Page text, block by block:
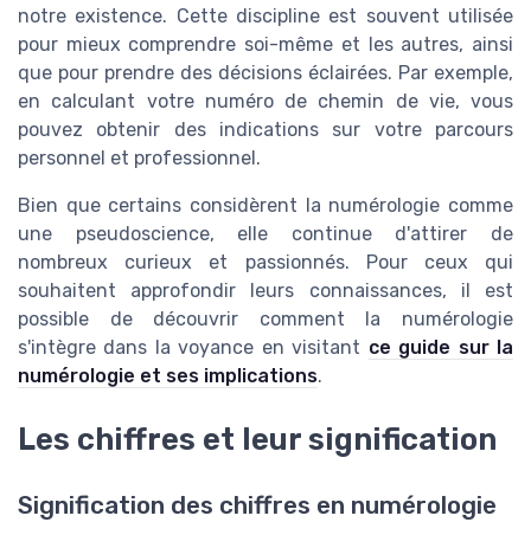
notre existence. Cette discipline est souvent utilisée
pour mieux comprendre soi-même et les autres, ainsi
que pour prendre des décisions éclairées. Par exemple,
en calculant votre numéro de chemin de vie, vous
pouvez obtenir des indications sur votre parcours
personnel et professionnel.
Bien que certains considèrent la numérologie comme
une pseudoscience, elle continue d'attirer de
nombreux curieux et passionnés. Pour ceux qui
souhaitent approfondir leurs connaissances, il est
possible de découvrir comment la numérologie
s'intègre dans la voyance en visitant ce guide sur la
numérologie et ses implications.
Les chiffres et leur signification
Signification des chiffres en numérologie